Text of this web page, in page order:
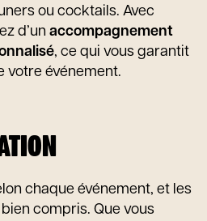
ou cocktails. Avec
d’un accompagnement
, ce qui vous garantit
votre événement.
chaque événement, et les
compris. Que vous